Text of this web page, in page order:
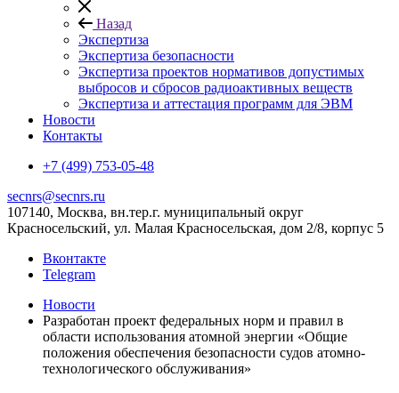
Назад
Экспертиза
Экспертиза безопасности
Экспертиза проектов нормативов допустимых
выбросов и сбросов радиоактивных веществ
Экспертиза и аттестация программ для ЭВМ
Новости
Контакты
+7 (499) 753-05-48
secnrs@secnrs.ru
107140, Москва, вн.тер.г. муниципальный округ
Красносельский, ул. Малая Красносельская, дом 2/8, корпус 5
Вконтакте
Telegram
Новости
Разработан проект федеральных норм и правил в
области использования атомной энергии «Общие
положения обеспечения безопасности судов атомно-
технологического обслуживания»